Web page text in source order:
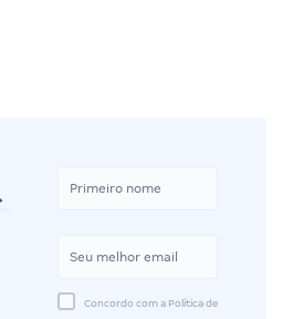
Concordo com a Política de